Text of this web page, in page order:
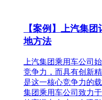
【案例】上汽集
地方法
上汽集团乘用车公司
竞争力，而具有创新
是这一核心竞争力的
集团乘用车公司致力